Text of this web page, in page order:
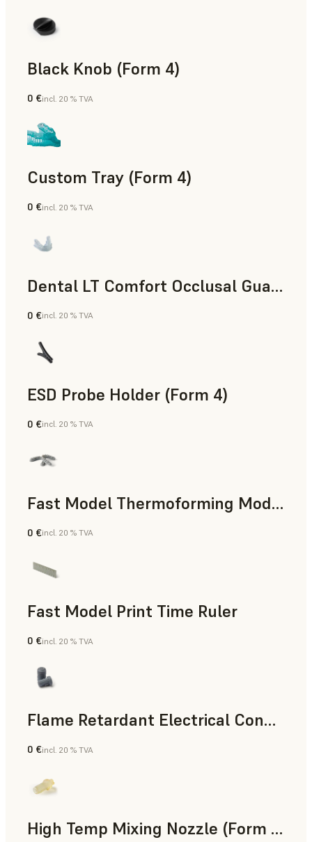
Black Knob (Form 4)
Résine standard
0 €incl. 20 % TVA
Custom Tray (Form 4)
Dentaire
0 €incl. 20 % TVA
Dental LT Comfort Occlusal Guard (Form 4)
Dentaire
0 €incl. 20 % TVA
ESD Probe Holder (Form 4)
Ingénierie
0 €incl. 20 % TVA
Fast Model Thermoforming Model
Dentaire
0 €incl. 20 % TVA
Fast Model Print Time Ruler
Résine standard
0 €incl. 20 % TVA
Flame Retardant Electrical Connector (Form 4)
Ingénierie
0 €incl. 20 % TVA
High Temp Mixing Nozzle (Form 4)